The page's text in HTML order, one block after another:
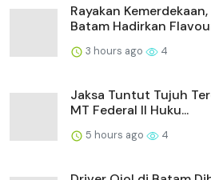
Rayakan
Batam Hadirkan
3 hours ago 4
Jaksa Tuntut Tujuh
MT Federal II Huku...
5 hours ago 4